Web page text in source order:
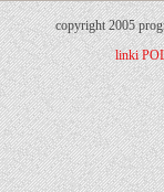
copyright 2005
linki